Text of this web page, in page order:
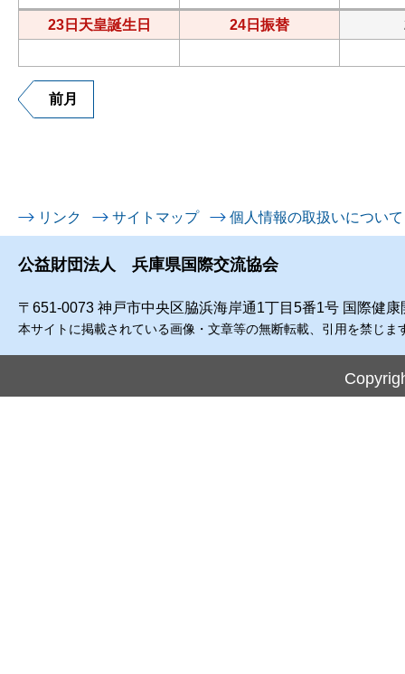
23日 天皇誕生日 24日 振替
前月
リンク サイトマップ 個人情報の取扱いについて
公益財団法人 兵庫県国際交流協会
〒651-0073 神戸市中央区脇浜海岸通1丁目5番1号 国際健
本サイトに掲載されている画像・文章等の無断転載、引用を禁じま